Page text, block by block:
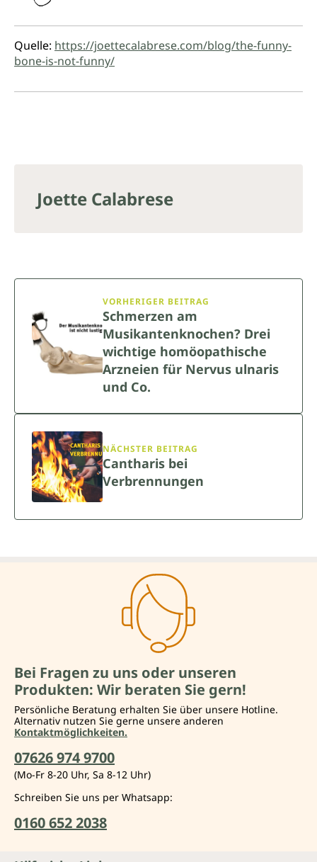
Quelle: https://joettecalabrese.com/blog/the-funny-
bone-is-not-funny/
Joette Calabrese
VORHERIGER BEITRAG
Schmerzen am
Musikantenknochen? Drei
wichtige homöopathische
Arzneien für Nervus ulnaris
und Co.
NÄCHSTER BEITRAG
Cantharis bei
Verbrennungen
Bei Fragen zu uns oder unseren
Produkten: Wir beraten Sie gern!
Persönliche Beratung erhalten Sie über unsere Hotline.
Alternativ nutzen Sie gerne unsere anderen
Kontaktmöglichkeiten.
07626 974 9700
(Mo-Fr 8-20 Uhr, Sa 8-12 Uhr)
Schreiben Sie uns per Whatsapp:
0160 652 2038